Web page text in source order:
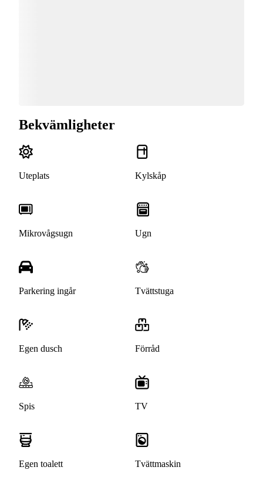
Bekvämligheter
Uteplats Kylskåp
Mikrovågsugn Ugn
Parkering ingår Tvättstuga
Egen dusch Förråd
Spis TV
Egen toalett Tvättmaskin